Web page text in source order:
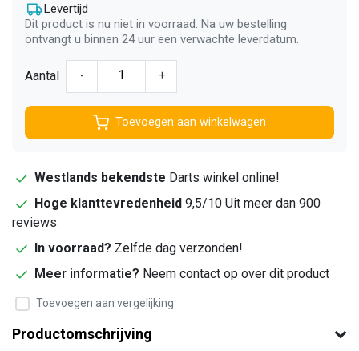
Levertijd
Dit product is nu niet in voorraad. Na uw bestelling
ontvangt u binnen 24 uur een verwachte leverdatum.
Aantal - +
Toevoegen aan winkelwagen
Westlands bekendste Darts winkel online!
Hoge klanttevredenheid 9,5/10 Uit meer dan 900
reviews
In voorraad? Zelfde dag verzonden!
Meer informatie? Neem contact op over dit product
Toevoegen aan vergelijking
Productomschrijving